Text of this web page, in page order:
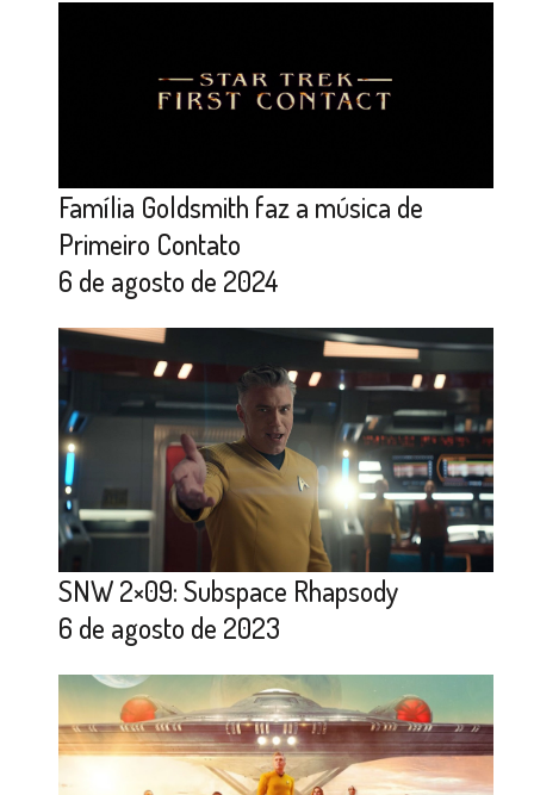
Família Goldsmith faz a música de
Primeiro Contato
6 de agosto de 2024
SNW 2×09: Subspace Rhapsody
6 de agosto de 2023